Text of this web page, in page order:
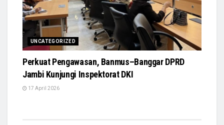
UNCATEGORIZED
Perkuat Pengawasan, Banmus–Banggar DPRD
Jambi Kunjungi Inspektorat DKI
17 April 2026